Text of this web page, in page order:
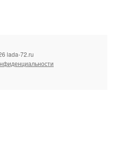
lada-72.ru